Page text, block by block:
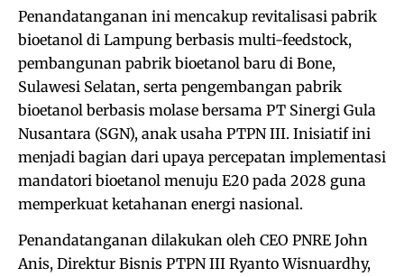
Penandatanganan ini mencakup revitalisasi pabrik
bioetanol di Lampung berbasis multi-feedstock,
pembangunan pabrik bioetanol baru di Bone,
Sulawesi Selatan, serta pengembangan pabrik
bioetanol berbasis molase bersama PT Sinergi Gula
Nusantara (SGN), anak usaha PTPN III. Inisiatif ini
menjadi bagian dari upaya percepatan implementasi
mandatori bioetanol menuju E20 pada 2028 guna
memperkuat ketahanan energi nasional.
Penandatanganan dilakukan oleh CEO PNRE John
Anis, Direktur Bisnis PTPN III Ryanto Wisnuardhy,